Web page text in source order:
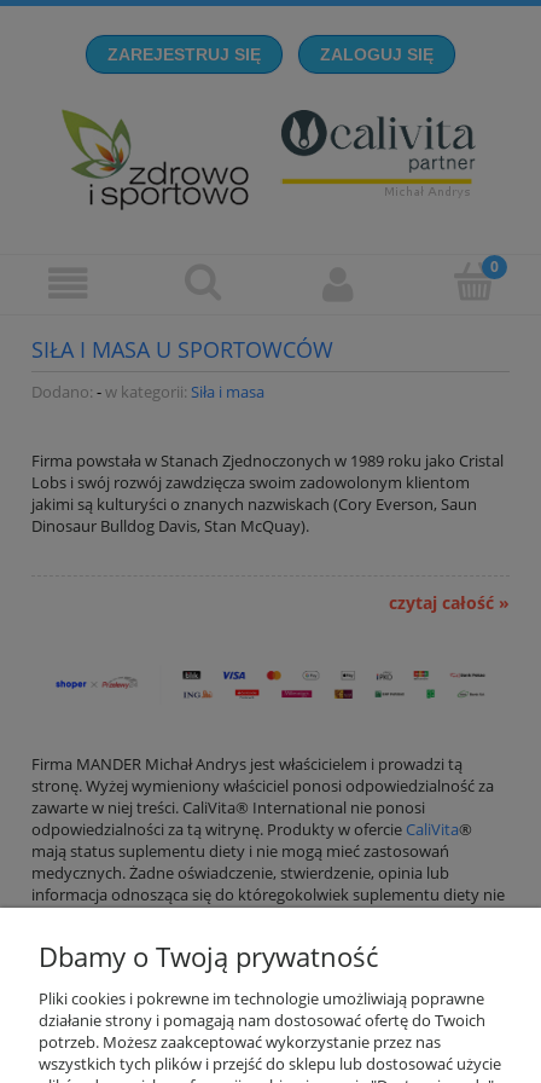
ZAREJESTRUJ SIĘ ZALOGUJ SIĘ
SIŁA I MASA U SPORTOWCÓW
Dodano: -w kategorii: Siła i masa
Firma powstała w Stanach Zjednoczonych w 1989 roku jako Cristal
Lobs i swój rozwój zawdzięcza swoim zadowolonym klientom
jakimi są kulturyści o znanych nazwiskach (Cory Everson, Saun
Dinosaur Bulldog Davis, Stan McQuay).
czytaj całość »
Firma MANDER Michał Andrys jest właścicielem i prowadzi tą
stronę. Wyżej wymieniony właściciel ponosi odpowiedzialność za
zawarte w niej treści. CaliVita® International nie ponosi
odpowiedzialności za tą witrynę. Produkty w ofercie CaliVita®
mają status suplementu diety i nie mogą mieć zastosowań
medycznych. Żadne oświadczenie, stwierdzenie, opinia lub
informacja odnosząca się do któregokolwiek suplementu diety nie
Pomoc
Dbamy o Twoją prywatność
Pliki cookies i pokrewne im technologie umożliwiają poprawne
działanie strony i pomagają nam dostosować ofertę do Twoich
potrzeb. Możesz zaakceptować wykorzystanie przez nas
wszystkich tych plików i przejść do sklepu lub dostosować użycie